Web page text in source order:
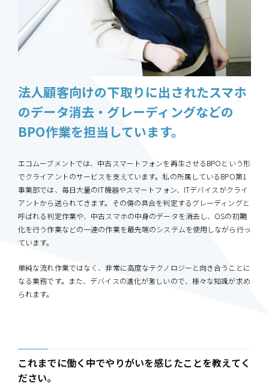
法人顧客向けの下取りに出されたスマホ
のデータ消去・グレーディングなどの
BPO作業を担当しています。
エコムーブメントでは、中古スマートフォンを再生させるBPOという形
でクライアントのサービスを支えています。私の所属しているBPO第1
事業部では、毎日大量のIT機器やスマートフォン、ITデバイスがクライ
アントから送られてきます。その傷の具合を判定するグレーディングと
呼ばれる判定作業や、中古スマホの中身のデータを消去し、OSの初期
化を行う作業などの一連の作業を最先端のシステムを使用しながら行っ
ています。
単純な流れ作業ではなく、非常に高度なテクノロジーと向き合うことに
なる業務です。また、デバイスの進化が激しいので、様々な知識が求め
られます。
これまでに働く中でやりがいを感じたことを教えてく
ださい。